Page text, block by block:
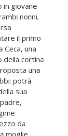
in giovane
nonni,
il primo
Ceca, una
della cortina
una
potrà
sua
da
moglie